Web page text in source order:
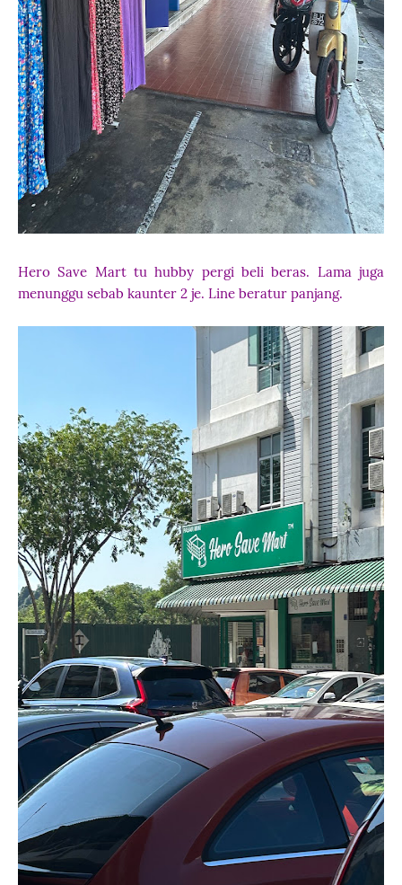
Hero Save Mart tu hubby pergi beli beras. Lama juga
menunggu sebab kaunter 2 je. Line beratur panjang.